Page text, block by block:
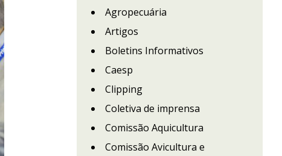
Agropecuária
Artigos
Boletins Informativos
Caesp
Clipping
Coletiva de imprensa
Comissão Aquicultura
Comissão Avicultura e